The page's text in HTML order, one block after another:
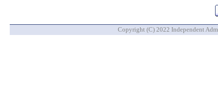
Copyright (C) 2022 Independent